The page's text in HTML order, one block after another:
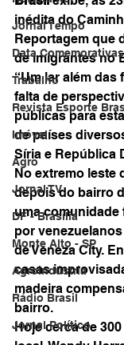
Jornal Tempo
Data Comemorativas
Trabalho
Revista Esporte
Imóvel
Agro
Jornal TV
DF - Brasília
Monte Alto - SP
Agroindústria
Rádio Brasil
Jornal Político
inédita do
Reportagem que
de imigrantes no
“Um lar além das
falta de
públicas para
de países
Síria e República
No extremo leste
depois do bairro
uma comunidade
por
de Veneza City.
casas
madeira
bairro.
Hoje cerca de